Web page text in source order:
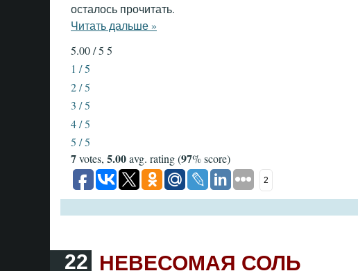
осталось прочитать.
Читать дальше »
5.00 / 5 5
1 / 5
2 / 5
3 / 5
4 / 5
5 / 5
7votes, 5.00avg. rating (97% score)
2
22 НЕВЕСОМАЯ СОЛЬ